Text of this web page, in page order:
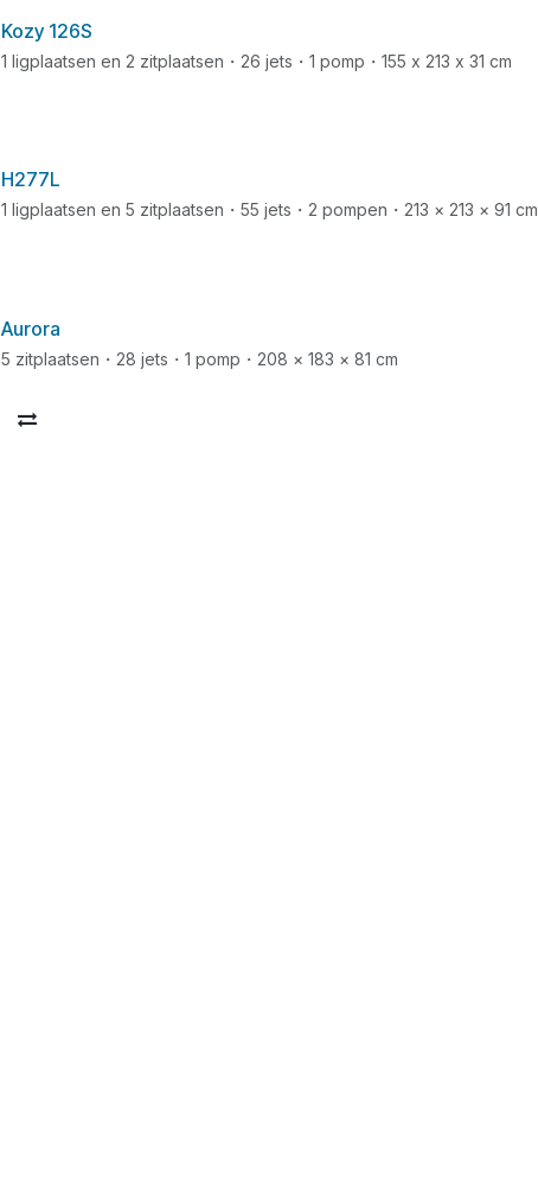
Kozy 126S
1 ligplaatsen en 2 zitplaatsen・26 jets・1 pomp・155 x 213 x 31 cm
H277L
1 ligplaatsen en 5 zitplaatsen・55 jets・2 pompen・213 × 213 × 91 cm
Aurora
5 zitplaatsen・28 jets・1 pomp・208 × 183 × 81 cm